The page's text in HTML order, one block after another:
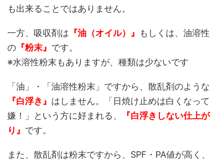
も出来ることではありません。
一方、吸収剤は 『油（オイル）』
もしくは、油溶性
の 『粉末』 です。
※水溶性粉末もありますが、種類は少ないです
「油」・「油溶性粉末」ですから、散乱剤のような
『白浮き』 はしません。「日焼け止めは白くなって
嫌！」という方に好まれる、
『白浮きしない仕上が
り』 です。
また、散乱剤は粉末ですから、SPF・PA値が高く、